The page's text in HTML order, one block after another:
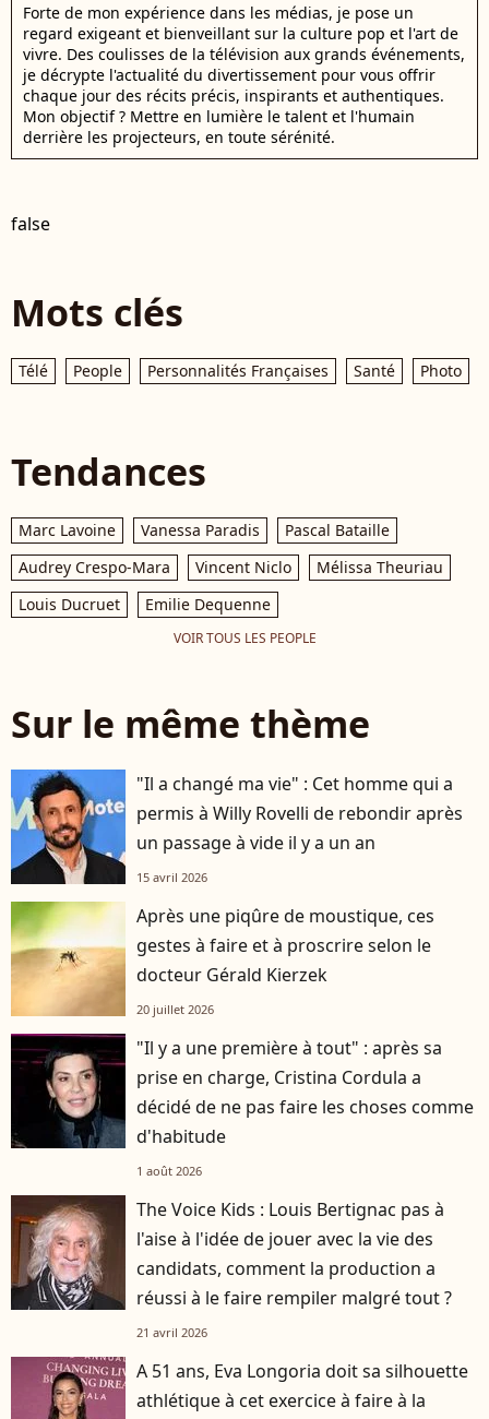
Forte de mon expérience dans les médias, je pose un
regard exigeant et bienveillant sur la culture pop et l'art de
vivre. Des coulisses de la télévision aux grands événements,
je décrypte l'actualité du divertissement pour vous offrir
chaque jour des récits précis, inspirants et authentiques.
Mon objectif ? Mettre en lumière le talent et l'humain
derrière les projecteurs, en toute sérénité.
false
Mots clés
Télé People Personnalités Françaises Santé Photo
Tendances
Marc Lavoine Vanessa Paradis
Pascal Bataille
Audrey Crespo-Mara
Vincent Niclo
Mélissa Theuriau
Louis Ducruet
Emilie Dequenne
VOIR TOUS LES PEOPLE
Sur le même thème
"Il a changé ma vie" : Cet homme qui a
permis à Willy Rovelli de rebondir après
un passage à vide il y a un an
15 avril 2026
Après une piqûre de moustique, ces
gestes à faire et à proscrire selon le
docteur Gérald Kierzek
20 juillet 2026
"Il y a une première à tout" : après sa
prise en charge, Cristina Cordula a
décidé de ne pas faire les choses comme
d'habitude
1 août 2026
The Voice Kids : Louis Bertignac pas à
l'aise à l'idée de jouer avec la vie des
candidats, comment la production a
réussi à le faire rempiler malgré tout ?
21 avril 2026
A 51 ans, Eva Longoria doit sa silhouette
athlétique à cet exercice à faire à la